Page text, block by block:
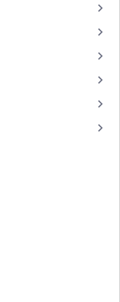
keyboard_arrow_right
keyboard_arrow_right
keyboard_arrow_right
keyboard_arrow_right
keyboard_arrow_right
keyboard_arrow_right